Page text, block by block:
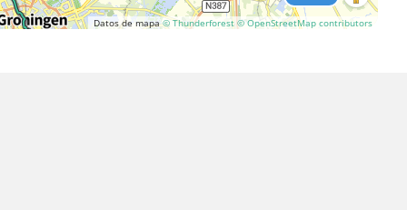
Datos de mapa© Thunderforest © OpenStreetMap contributors